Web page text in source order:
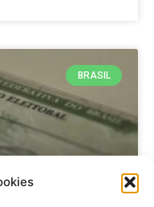
BRASIL